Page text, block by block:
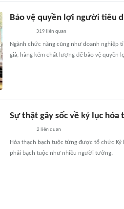
Bảo vệ quyền lợi người tiêu
319 liên quan
Ngành chức năng cũng như doanh nghiệp
giả, hàng kém chất lượng để bảo vệ quyền
Sự thật gây sốc về kỷ lục
2 liên quan
Hóa thạch bạch tuộc từng được tổ chức Kỷ
phải bạch tuộc như nhiều người tưởng.